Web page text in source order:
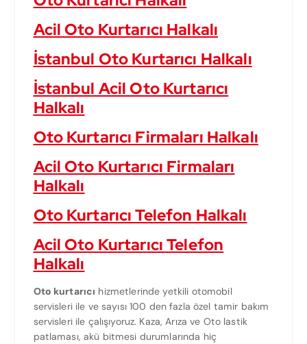
Acil Oto Kurtarıcı Halkalı
İstanbul Oto Kurtarıcı Halkalı
İstanbul Acil Oto Kurtarıcı
Halkalı
Oto Kurtarıcı Firmaları Halkalı
Acil Oto Kurtarıcı Firmaları
Halkalı
Oto Kurtarıcı Telefon Halkalı
Acil Oto Kurtarıcı Telefon
Halkalı
Oto kurtarıcı hizmetlerinde yetkili otomobil
servisleri ile ve sayısı 100 den fazla özel tamir bakım
servisleri ile çalışıyoruz. Kaza, Arıza ve Oto lastik
patlaması, akü bitmesi durumlarında hiç